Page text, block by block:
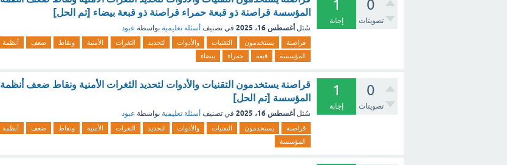
0
تصويتات
1
إجابة
المؤسسة قراصنة ذو قبعة حمراء قراصنة ذو قبعة بيضاء [تم الحل]
سُئل أغسطس 16، 2025 في تصنيف أسئلة تعليمية بواسطة عبود
قراصنة يستخدمون التقنيات والأدوات لتحديد الثغرات الأمنية ونقاط ضعف
أنظمة
المؤسسة
قبعة حمراء بيضاء
0
تصويتات
1
إجابة
قراصنة يستخدمون التقنيات والأدوات لتحديد الثغرات الأمنية ونقاط ضعف أنظمة
المؤسسة [تم الحل]
سُئل أغسطس 16، 2025 في تصنيف أسئلة تعليمية بواسطة عبود
قراصنة يستخدمون التقنيات والأدوات لتحديد الثغرات الأمنية ونقاط ضعف
أنظمة
المؤسسة